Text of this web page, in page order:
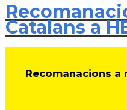
Catalans a
Recomanacions a